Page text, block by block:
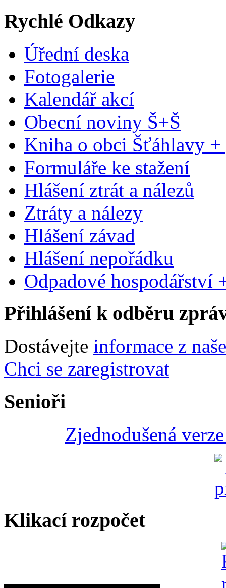
Rychlé Odkazy
Úřední deska
Fotogalerie
Kalendář akcí
Obecní noviny Š+Š
Kniha o obci Šťáhlavy +
Formuláře ke stažení
Hlášení ztrát a nálezů
Ztráty a nálezy
Hlášení závad
Hlášení nepořádku
Odpadové hospodářství
Přihlášení k odběru
Dostávejte informace z
Chci se zaregistrovat
Senioři
Zjednodušená
Klikací rozpočet